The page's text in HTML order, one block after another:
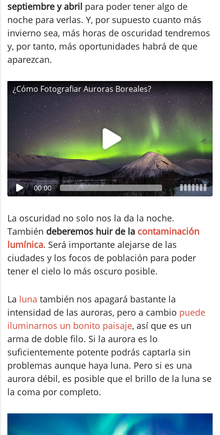
septiembre y abril para poder tener algo de
noche para verlas. Y, por supuesto cuanto más
invierno sea, más horas de oscuridad tendremos
y, por tanto, más oportunidades habrá de que
aparezcan.
¿Cómo Fotografiar Auroras Boreales?
00:00
La oscuridad no solo nos la da la noche.
También deberemos huir de la contaminación
lumínica. Será importante alejarse de las
ciudades y los focos de población para poder
tener el cielo lo más oscuro posible.
La luna también nos apagará bastante la
intensidad de las auroras, pero a cambio puede
iluminarnos un bonito paisaje, así que es un
arma de doble filo. Si la aurora es lo
suficientemente potente podrás captarla sin
problemas aunque haya luna. Pero si es una
aurora débil, es posible que el brillo de la luna se
la coma por completo.